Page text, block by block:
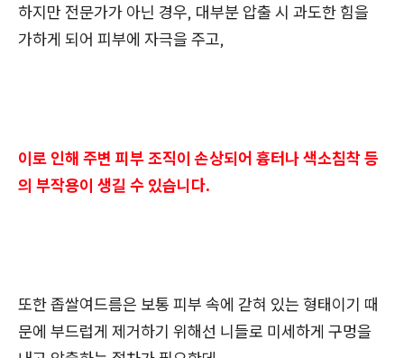
하지만 전문가가 아닌 경우, 대부분 압출 시 과도한 힘을
가하게 되어 피부에 자극을 주고,
이로 인해 주변 피부 조직이 손상되어 흉터나 색소침착 등
의 부작용이 생길 수 있습니다.
또한 좁쌀여드름은 보통 피부 속에 갇혀 있는 형태이기 때
문에 부드럽게 제거하기 위해선 니들로 미세하게 구멍을